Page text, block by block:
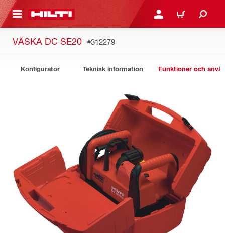
GÅ TILL HUVUDSIDAN LOGGA IN ELLER
VARUKORG
VÄSKA DC SE20 #312279
Konfigurator Teknisk information Funktioner och